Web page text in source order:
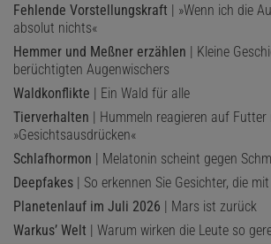
Fehlende Vorstellungskraft | »Wenn ich die
absolut nichts«
Hemmer und Meßner erzählen | Kleine
berüchtigten Augenwischers
Waldkonflikte | Ein Wald für alle
Tierverhalten | Hummeln reagieren auf Futter
»Gesichtsausdrücken«
Schlafhormon | Melatonin scheint gegen
Deepfakes | So erkennen Sie Gesichter, die
Planetenlauf im Juli 2026 | Mars ist zurück
Warkus’ Welt | Warum wirken die Leute so